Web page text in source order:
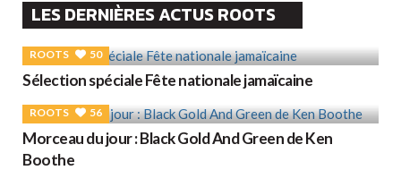
LES DERNIÈRES ACTUS ROOTS
ROOTS 50
Sélection spéciale Fête nationale jamaïcaine
ROOTS 56
Morceau du jour : Black Gold And Green de Ken
Boothe